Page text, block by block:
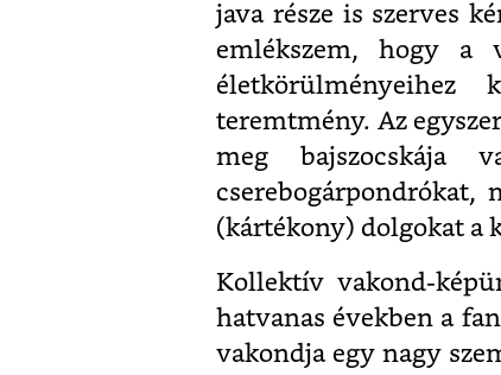
java része is szerves
emlékszem, hogy a
életkörülményeihez
teremtmény. Az
meg bajszocskája
cserebogárpondrókat,
(kártékony) dolgokat a
Kollektív vakond-
hatvanas években a
vakondja egy nagy